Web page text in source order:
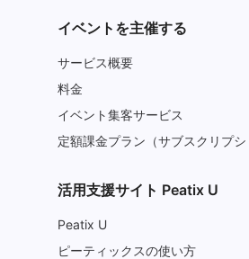
イベントを主催する
サービス概要
料金
イベント集客サービス
定額課金プラン（サブスクリプシ
活用支援サイト Peatix U
Peatix U
ピーティックスの使い方